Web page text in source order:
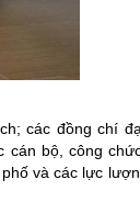
vững
của Đảng vào
Quốc hội khóa
cấp
phúc bền vững
các đồng chí
cán bộ, công
và các lực